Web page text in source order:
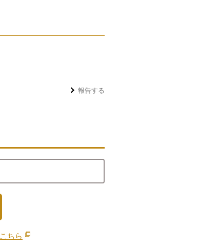
報告する
こちら 別のウィンドウで開きます。